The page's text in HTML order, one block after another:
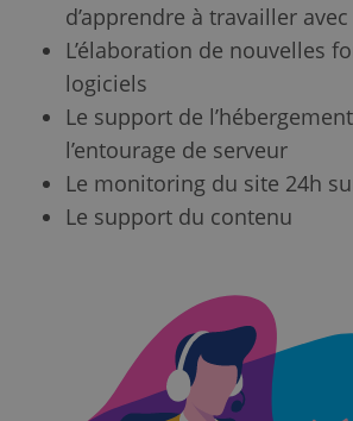
d’apprendre à travailler
L’élaboration de nouvelles
logiciels
Le support de
l’entourage de serveur
Le monitoring du site 24h
Le support du contenu